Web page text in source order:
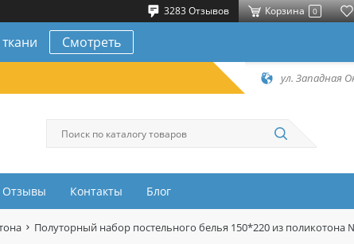
3283 Отзывов Корзина 0
Смотреть
ул. Западная
Отзывы Контакты Блог
Полуторный набор постельного белья 150*220 из